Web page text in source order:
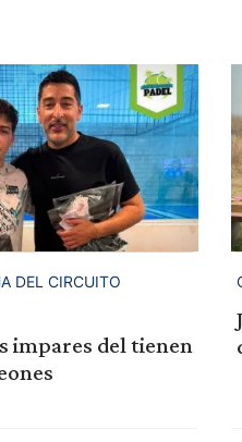
DEL CIRCUITO
impares del tienen